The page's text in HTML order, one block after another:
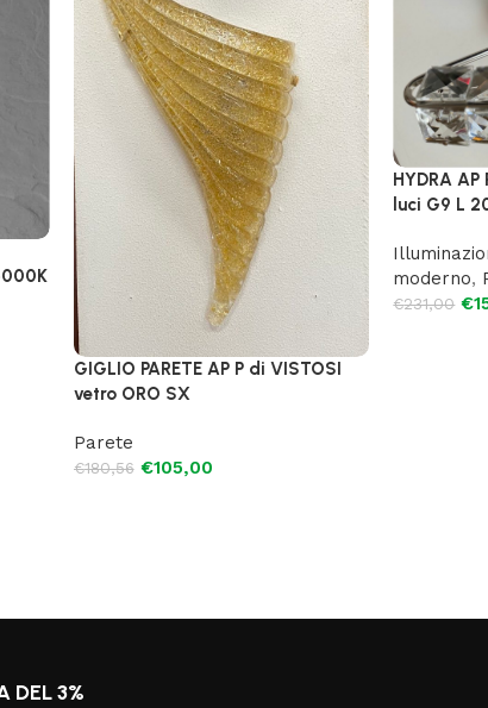
GIGLIO PARETE AP P di VISTOSI
vetro ORO SX
Parete
€180,56 €105,00
HYDRA
luci G9 L
moderno,
€231,00 €
DEL 3%